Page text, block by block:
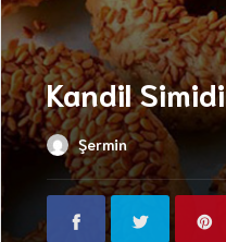
Kandil Simidi
Şermin